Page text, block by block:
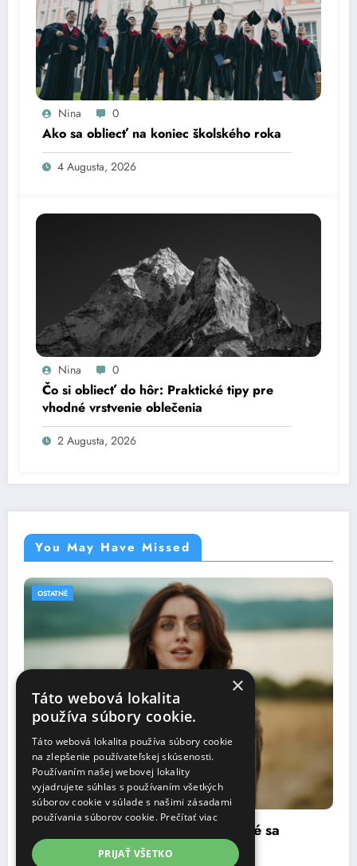
Nina 0
Ako sa obliecť na koniec školského roka
4 Augusta, 2026
Nina 0
Čo si obliecť do hôr: Praktické tipy pre
vhodné vrstvenie oblečenia
2 Augusta, 2026
You May Have Missed
OSTATNÉ
TATUUM radí: zimné stylingy, ktoré sa
osvedčia v každej situácii
×
Táto webová lokalita
používa súbory cookie.
Táto webová lokalita používa súbory cookie
na zlepšenie používateľskej skúsenosti.
Používaním našej webovej lokality
vyjadrujete súhlas s používaním všetkých
súborov cookie v súlade s našimi zásadami
používania súborov cookie. Prečítať viac
PRIJAŤ VŠETKO